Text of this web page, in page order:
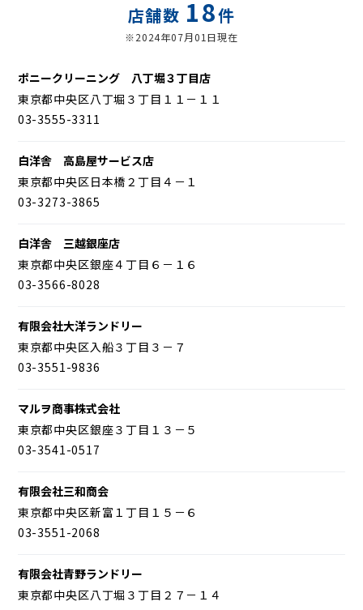
店舗数 18件
※2024年07月01日現在
ポニークリーニング 八丁堀３丁目店
東京都中央区八丁堀３丁目１１－１１
03-3555-3311
白洋舎 高島屋サービス店
東京都中央区日本橋２丁目４－１
03-3273-3865
白洋舎 三越銀座店
東京都中央区銀座４丁目６－１６
03-3566-8028
有限会社大洋ランドリー
東京都中央区入船３丁目３－７
03-3551-9836
マルヲ商事株式会社
東京都中央区銀座３丁目１３－５
03-3541-0517
有限会社三和商会
東京都中央区新富１丁目１５－６
03-3551-2068
有限会社青野ランドリー
東京都中央区八丁堀３丁目２７－１４